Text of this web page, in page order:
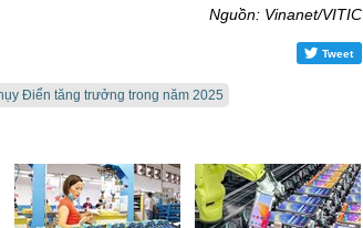
Nguồn: Vinanet/VITIC
Tweet
Điển tăng trưởng trong năm 2025